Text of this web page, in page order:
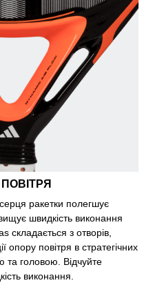
ракетки полегшує
швидкість виконання
складається з отворів,
опору повітря в стратегічних
та головою. Відчуйте
виконання.